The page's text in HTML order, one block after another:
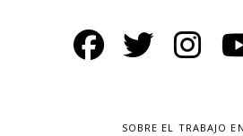
SOBRE EL TRABAJO